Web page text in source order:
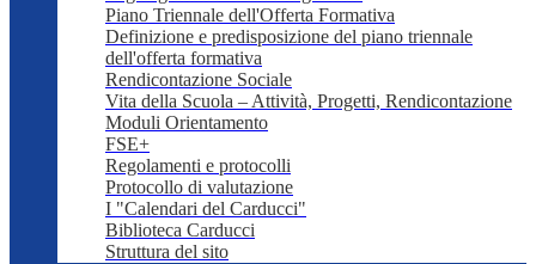
Piano Triennale dell'Offerta Formativa
Definizione e predisposizione del piano triennale
dell'offerta formativa
Rendicontazione Sociale
Vita della Scuola – Attività, Progetti, Rendicontazione
Moduli Orientamento
FSE+
Regolamenti e protocolli
Protocollo di valutazione
I "Calendari del Carducci"
Biblioteca Carducci
Struttura del sito